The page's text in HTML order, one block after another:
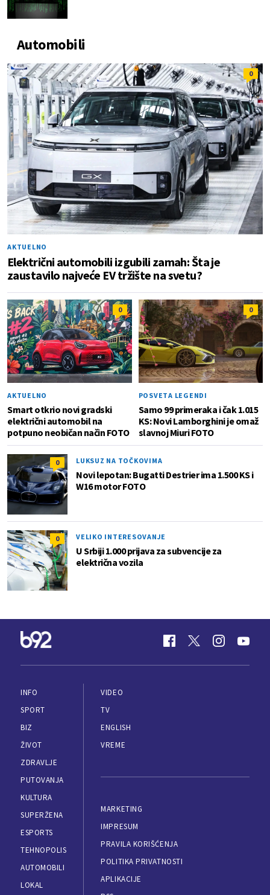
Automobili
0
AKTUELNO
Električni automobili izgubili zamah: Šta je
zaustavilo najveće EV tržište na svetu?
0
AKTUELNO
Smart otkrio novi gradski
električni automobil na
potpuno neobičan način FOTO
0
POSVETA LEGENDI
Samo 99 primeraka i čak 1.015
KS: Novi Lamborghini je omaž
slavnoj Miuri FOTO
0 LUKSUZ NA TOČKOVIMA
Novi lepotan: Bugatti Destrier ima 1.500 KS i
W16 motor FOTO
0 VELIKO INTERESOVANJE
U Srbiji 1.000 prijava za subvencije za
električna vozila
INFO
SPORT
BIZ
ŽIVOT
ZDRAVLJE
PUTOVANJA
KULTURA
SUPERŽENA
ESPORTS
TEHNOPOLIS
AUTOMOBILI
LOKAL
VIDEO
TV
ENGLISH
VREME
MARKETING
IMPRESUM
PRAVILA KORIŠĆENJA
POLITIKA PRIVATNOSTI
APLIKACIJE